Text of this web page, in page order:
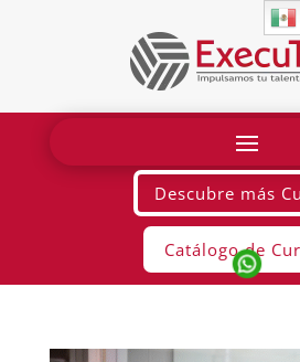
Descubre más
Catálogo de